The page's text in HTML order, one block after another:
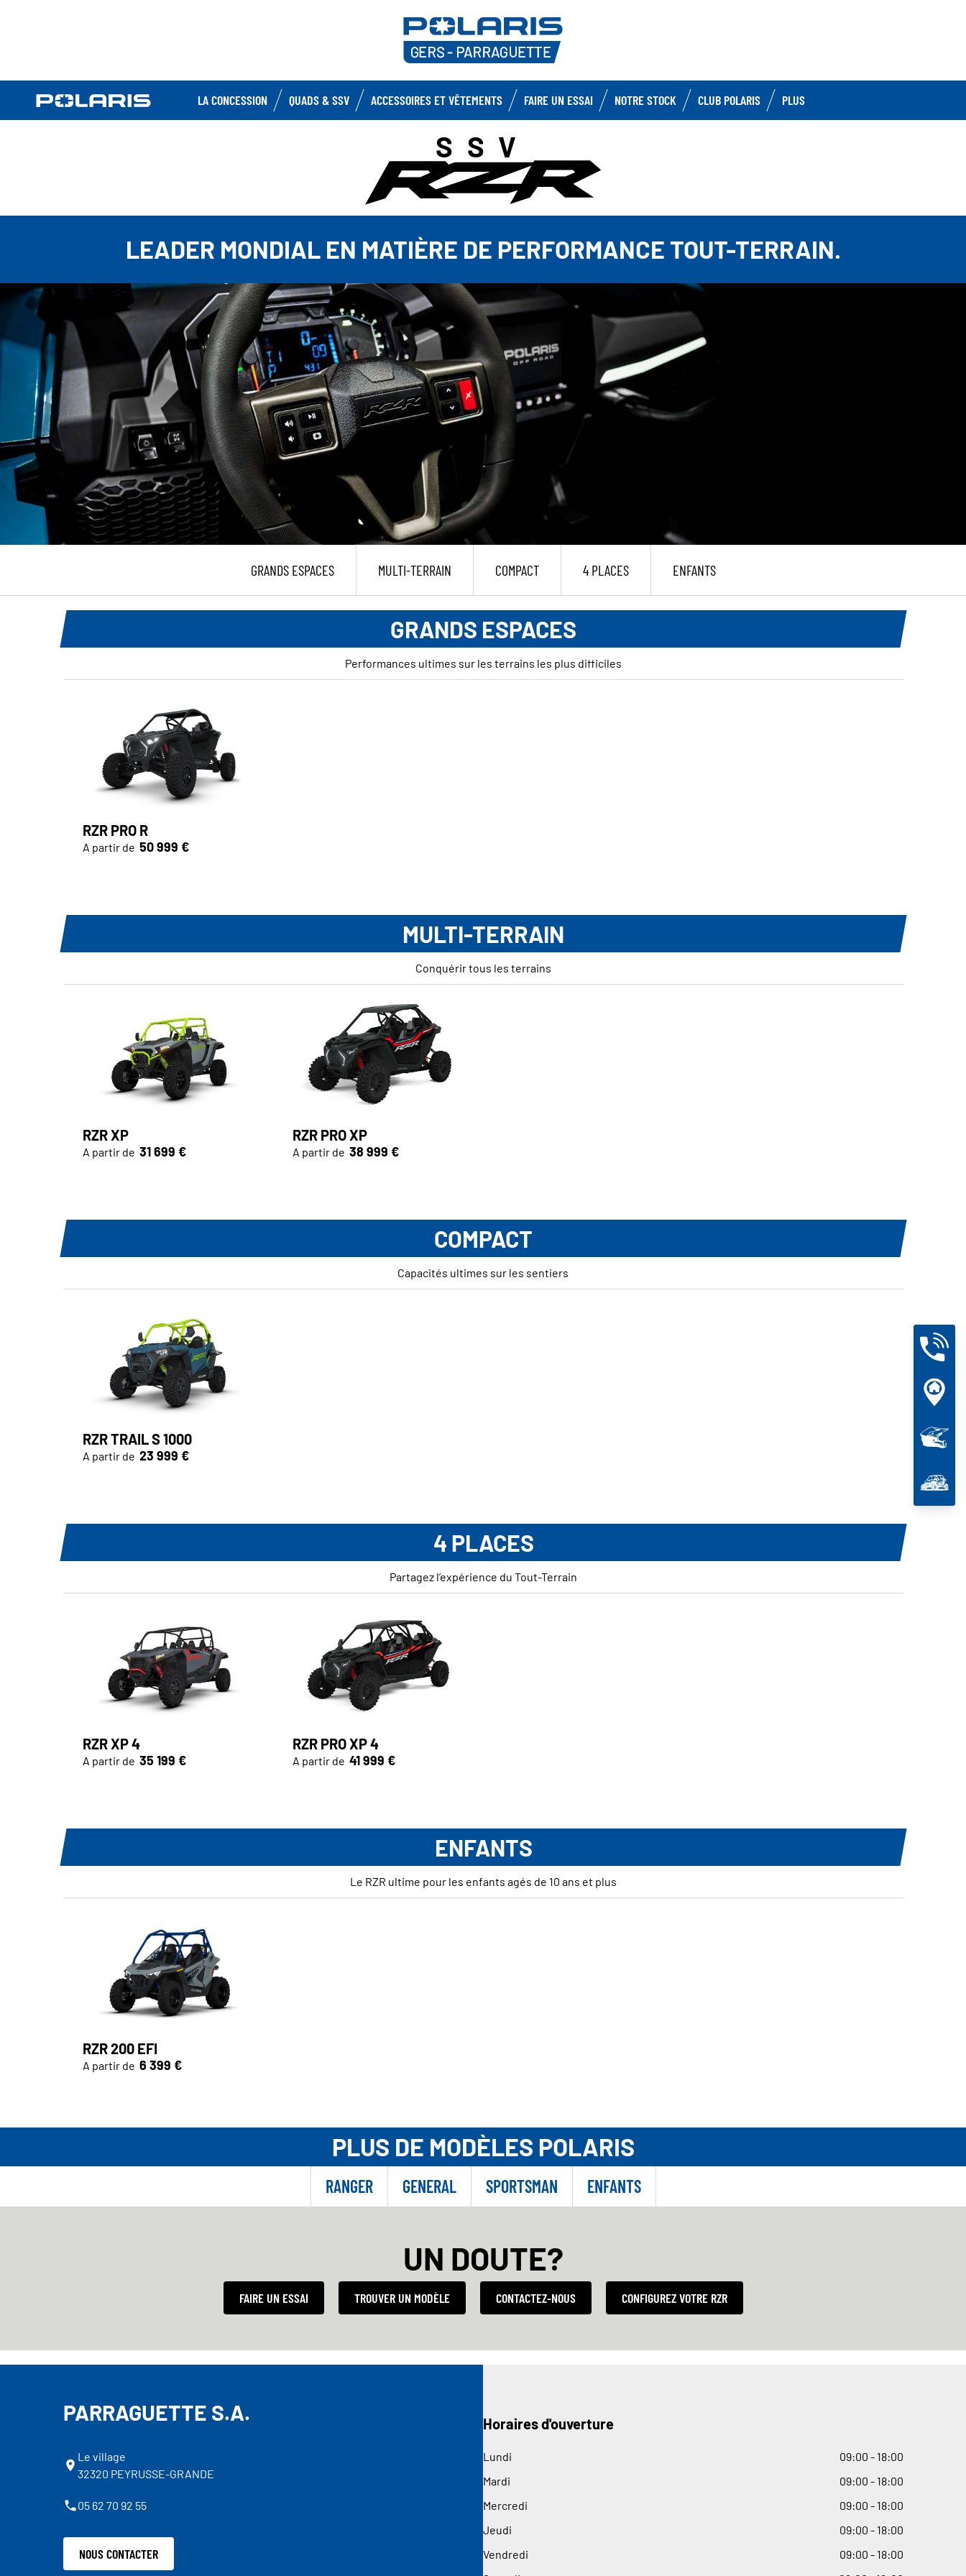
LA CONCESSION QUADS & SSV ACCESSOIRES ET VÊTEMENTS FAIRE UN ESSAI NOTRE STOCK CLUB POLARIS PLUS
SSV
LEADER MONDIAL EN MATIÈRE DE PERFORMANCE TOUT-TERRAIN.
GRANDS ESPACES MULTI-TERRAIN COMPACT 4 PLACES ENFANTS
GRANDS ESPACES
Performances ultimes sur les terrains les plus difficiles
RZR PRO R
A partir de 50 999 €
MULTI-TERRAIN
Conquérir tous les terrains
RZR XP
A partir de 31 699 €
RZR PRO XP
A partir de 38 999 €
COMPACT
Capacités ultimes sur les sentiers
RZR TRAIL S 1000
A partir de 23 999 €
4 PLACES
Partagez l’expérience du Tout-Terrain
RZR XP 4
A partir de 35 199 €
RZR PRO XP 4
A partir de 41 999 €
ENFANTS
Le RZR ultime pour les enfants agés de 10 ans et plus
RZR 200 EFI
A partir de 6 399 €
PLUS DE MODÈLES POLARIS
RANGER GENERAL SPORTSMAN ENFANTS
UN DOUTE?
FAIRE UN ESSAI TROUVER UN MODÈLE CONTACTEZ-NOUS CONFIGUREZ VOTRE RZR
PARRAGUETTE S.A.
Le village
32320 PEYRUSSE-GRANDE
05 62 70 92 55
NOUS CONTACTER
Horaires d'ouverture
Lundi 09:00 - 18:00
Mardi
09:00 - 18:00
Mercredi
09:00 - 18:00
Jeudi
09:00 - 18:00
Vendredi
09:00 - 18:00